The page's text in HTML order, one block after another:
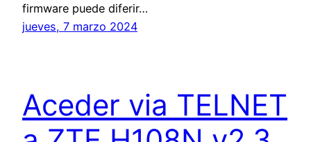
firmware puede diferir…
jueves, 7 marzo 2024
Aceder via TELNET